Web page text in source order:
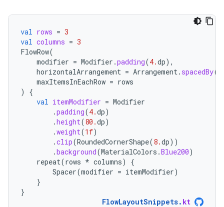
val rows = 3
val columns = 3
FlowRow(
modifier = Modifier .padding(4.dp),
horizontalArrangement = Arrangement. spacedBy(
maxItemsInEachRow = rows
)
{
val itemModifier = Modifier
.padding(4.dp)
.height(80.dp)
.weight(1f)
.clip(RoundedCornerShape(8.dp))
.background(MaterialColors .Blue200)
repeat(rows * columns)
{
Spacer(modifier = itemModifier)
}
}
FlowLayoutSnippets. kt